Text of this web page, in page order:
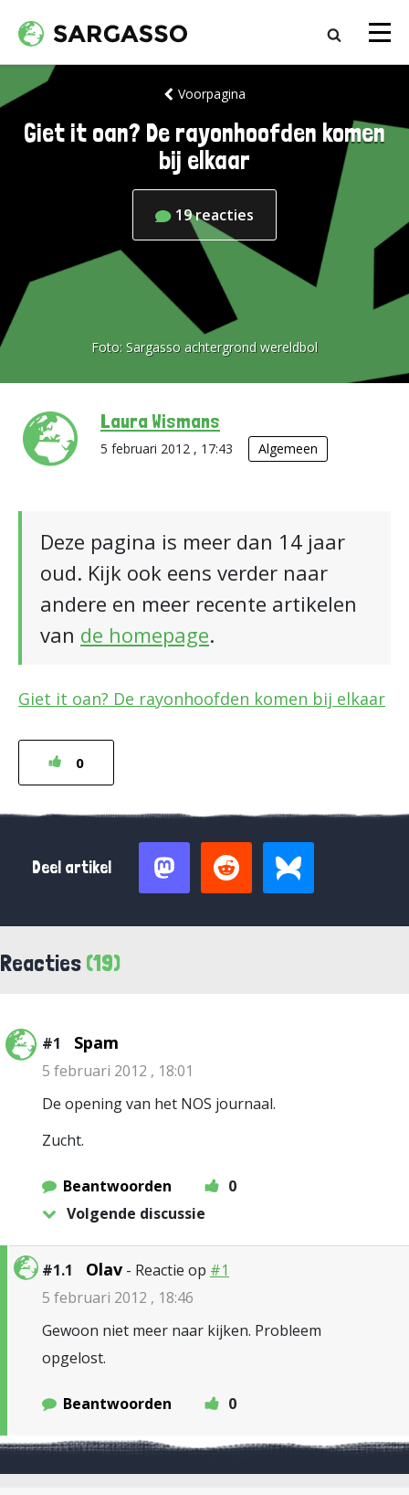
Voorpagina
Giet it oan? De rayonhoofden komen
bij elkaar
19reacties
Foto: Sargasso achtergrond wereldbol
Laura Wismans
5 februari 2012 , 17:43 Algemeen
Deze pagina is meer dan 14 jaar
oud. Kijk ook eens verder naar
andere en meer recente artikelen
van de homepage.
Giet it oan? De rayonhoofden komen bij elkaar
0
Deel artikel
Reacties (19)
#1 Spam
5 februari 2012 , 18:01
De opening van het NOS journaal.
Zucht.
Beantwoorden
0
Volgende discussie
#1.1 Olav - Reactie op #1
5 februari 2012 , 18:46
Gewoon niet meer naar kijken. Probleem
opgelost.
Beantwoorden 0